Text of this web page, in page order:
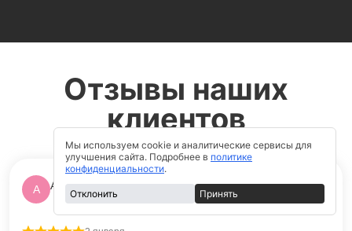
Отзывы наших
клиентов
А Алексей Деревяшкин
Мы используем cookie и аналитические сервисы для
улучшения сайта. Подробнее в политике
конфиденциальности.
Отклонить Принять